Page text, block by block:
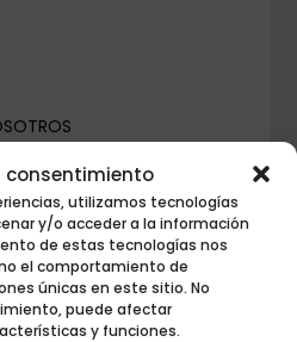
consentimiento
utilizamos tecnologías
y/o acceder a la información
de estas tecnologías nos
el comportamiento de
únicas en este sitio. No
puede afectar
y funciones.